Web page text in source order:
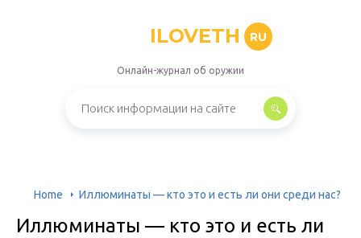
ILOVETH RU
Онлайн-журнал об оружии
Home Иллюминаты — кто это и есть ли они среди нас?
Иллюминаты — кто это и есть ли